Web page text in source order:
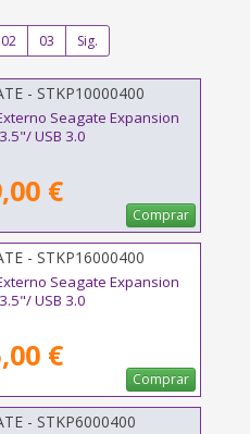
02 03 Sig.
- STKP10000400
Seagate Expansion
USB 3.0
€
Comprar
- STKP16000400
Seagate Expansion
USB 3.0
€
Comprar
- STKP6000400